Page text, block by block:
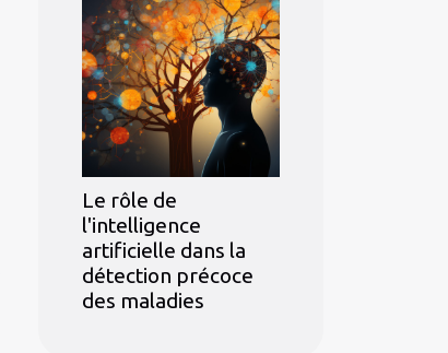
Le rôle de
l'intelligence
artificielle dans la
détection précoce
des maladies